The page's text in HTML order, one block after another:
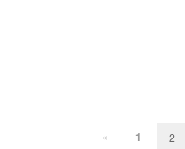
« 1 2